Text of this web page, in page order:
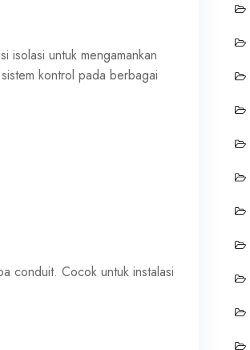
isolasi untuk mengamankan
kontrol pada berbagai
conduit. Cocok untuk instalasi